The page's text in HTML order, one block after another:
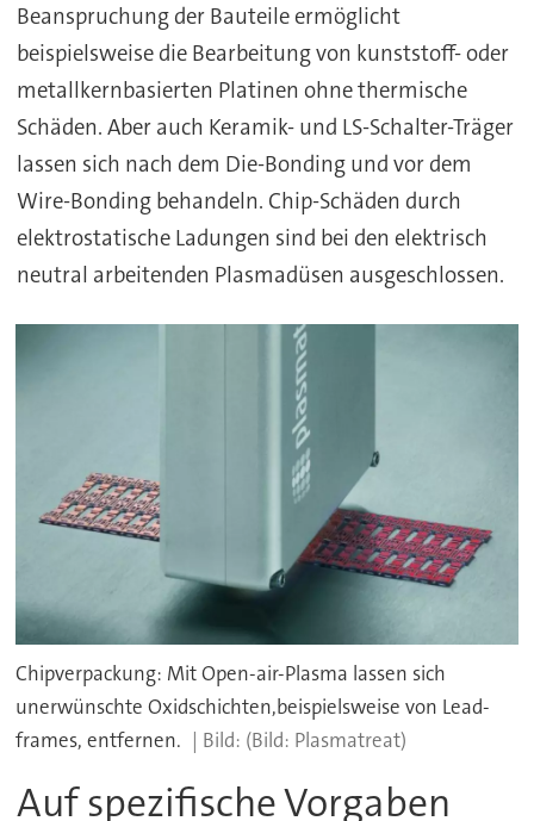
Beanspruchung der Bauteile ermöglicht
beispielsweise die Bearbeitung von kunststoff- oder
metallkernbasierten Platinen ohne thermische
Schäden. Aber auch Keramik- und LS-Schalter-Träger
lassen sich nach dem Die-Bonding und vor dem
Wire-Bonding behandeln. Chip-Schäden durch
elektrostatische Ladungen sind bei den elektrisch
neutral arbeitenden Plasmadüsen ausgeschlossen.
Chipverpackung: Mit Open-air-Plasma lassen sich
unerwünschte Oxidschichten,beispielsweise von Lead-
frames, entfernen.
(Bild: Plasmatreat)
Auf spezifische Vorgaben